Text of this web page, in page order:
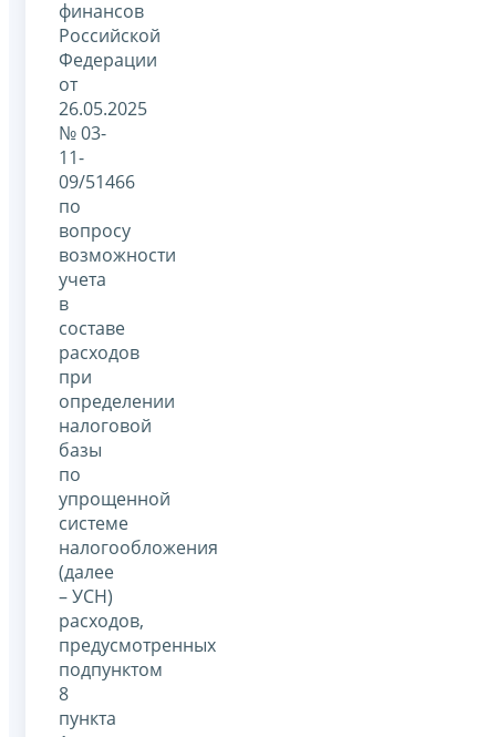
финансов
Российской
Федерации
от
26.05.2025
№ 03-
11-
09/51466
по
вопросу
возможности
учета
в
составе
расходов
при
определении
налоговой
базы
по
упрощенной
системе
налогообложения
(далее
– УСН)
расходов,
предусмотренных
подпунктом
8
пункта